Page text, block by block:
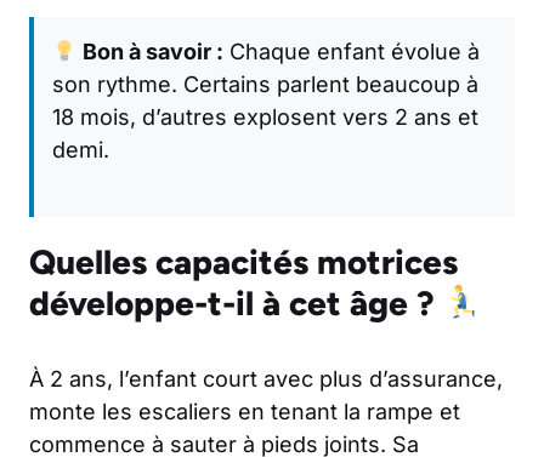
Bon à savoir : Chaque enfant évolue à
son rythme. Certains parlent beaucoup à
18 mois, d’autres explosent vers 2 ans et
demi.
Quelles capacités motrices
développe-t-il à cet âge ?
À 2 ans, l’enfant court avec plus d’assurance,
monte les escaliers en tenant la rampe et
commence à sauter à pieds joints. Sa